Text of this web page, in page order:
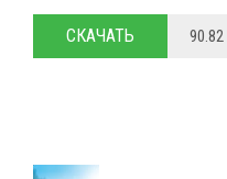
СКАЧАТЬ 90.82